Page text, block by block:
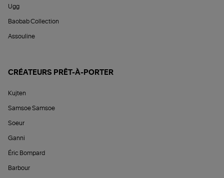
Ugg
Baobab Collection
Assouline
CRÉATEURS PRÊT-À-PORTER
Kujten
Samsoe Samsoe
Soeur
Ganni
Éric Bompard
Barbour